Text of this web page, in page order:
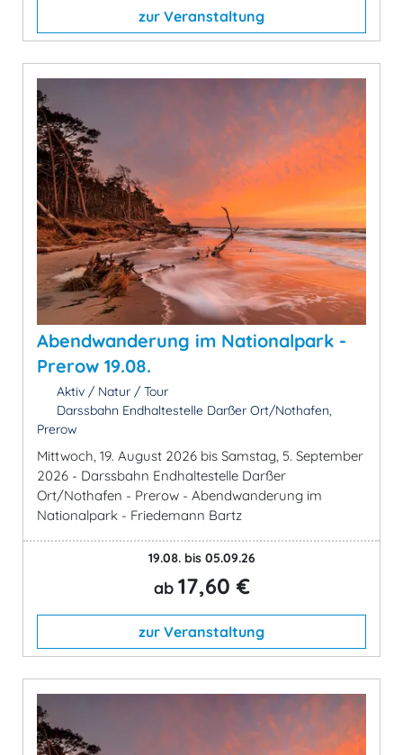
zur Veranstaltung
Abendwanderung im Nationalpark -
Prerow 19.08.
Aktiv / Natur / Tour
Darssbahn Endhaltestelle Darßer Ort/Nothafen,
Prerow
Mittwoch, 19. August 2026 bis Samstag, 5. September
2026 - Darssbahn Endhaltestelle Darßer
Ort/Nothafen - Prerow - Abendwanderung im
Nationalpark - Friedemann Bartz
19.08. bis 05.09.26
ab 17,60 €
zur Veranstaltung